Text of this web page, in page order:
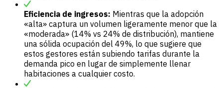
Eficiencia de ingresos: Mientras que la adopción
«alta» captura un volumen ligeramente menor que la
«moderada» (14% vs 24% de distribución), mantiene
una sólida ocupación del 49%, lo que sugiere que
estos gestores están subiendo tarifas durante la
demanda pico en lugar de simplemente llenar
habitaciones a cualquier costo.